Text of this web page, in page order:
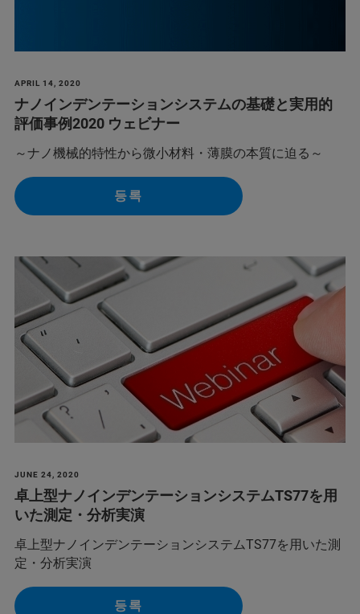
APRIL 14, 2020
ナノインデンテーションシステムの基礎と実用的
評価事例2020 ウェビナー
～ナノ機械的特性から微小材料・薄膜の本質に迫る～
등록
JUNE 24, 2020
卓上型ナノインデンテーションシステムTS77を用
いた測定・分析実演
卓上型ナノインデンテーションシステムTS77を用いた測
定・分析実演
등록